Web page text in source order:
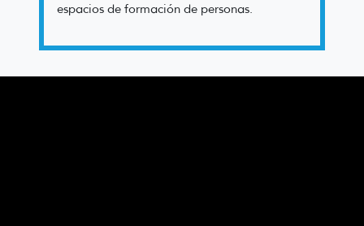
espacios de formación de personas.